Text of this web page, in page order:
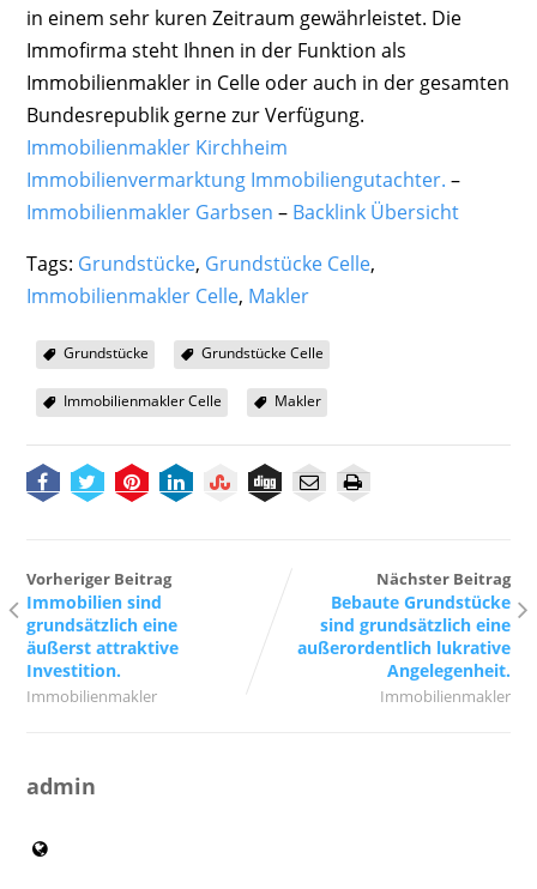
in einem sehr kuren Zeitraum gewährleistet. Die
Immofirma steht Ihnen in der Funktion als
Immobilienmakler in Celle oder auch in der gesamten
Bundesrepublik gerne zur Verfügung.
Immobilienmakler Kirchheim
Immobilienvermarktung Immobiliengutachter. –
Immobilienmakler Garbsen – Backlink Übersicht
Tags: Grundstücke, Grundstücke Celle,
Immobilienmakler Celle, Makler
Grundstücke Grundstücke Celle
Immobilienmakler Celle Makler
Vorheriger Beitrag
Immobilien sind
grundsätzlich eine
äußerst attraktive
Investition.
Immobilienmakler
Nächster Beitrag
Bebaute Grundstücke
sind grundsätzlich eine
außerordentlich lukrative
Angelegenheit.
Immobilienmakler
admin